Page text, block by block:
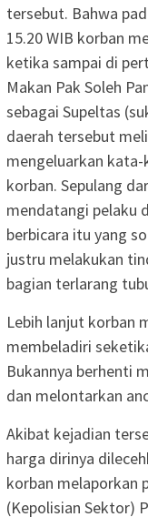
tersebut. Bahwa
15.20 WIB korban
ketika sampai di
Makan Pak Soleh
sebagai Supeltas
daerah tersebut
mengeluarkan
korban. Sepulang
mendatangi pelaku
berbicara itu yang
justru melakukan
bagian terlarang
Lebih lanjut korban
membeladiri
Bukannya berhenti
dan melontarkan
Akibat kejadian
harga dirinya
korban melaporkan
(Kepolisian Sektor)